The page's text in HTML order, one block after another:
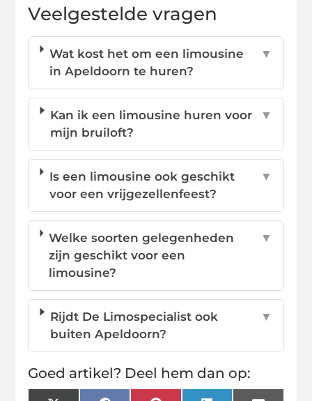
Veelgestelde vragen
Wat kost het om een limousine
in Apeldoorn te huren?
▼
Kan ik een limousine huren voor
mijn bruiloft?
▼
Is een limousine ook geschikt
voor een vrijgezellenfeest?
▼
Welke soorten gelegenheden
zijn geschikt voor een
limousine?
▼
Rijdt De Limospecialist ook
buiten Apeldoorn?
▼
Goed artikel? Deel hem dan op: